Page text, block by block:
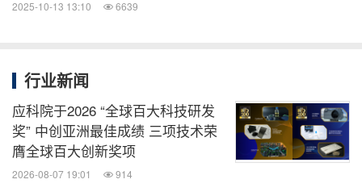
得到社区和消费者们的充分信任。我们希望把再生农
农产品。
2025-10-13 13:10 6639
行业新闻
应科院于2026 “全球百大科技研发
奖” 中创亚洲最佳成绩 三项技术荣
膺全球百大创新奖项
2026-08-07 19:01 914